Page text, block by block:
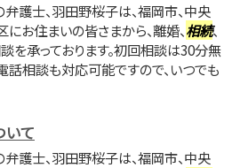
護士、羽田野桜子は、福岡市、中央
にお住まいの皆さまから、離婚、相続、
を承っております。初回相談は30分無
相談も対応可能ですので、いつでも
いて
護士、羽田野桜子は、福岡市、中央